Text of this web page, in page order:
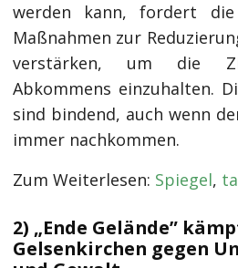
werden kann, fordert
Maßnahmen zur
verstärken, um die
Abkommens einzuhalten.
sind bindend, auch wenn
immer nachkommen.
Zum Weiterlesen: Spiegel,
2) „Ende Gelände”
Gelsenkirchen gegen